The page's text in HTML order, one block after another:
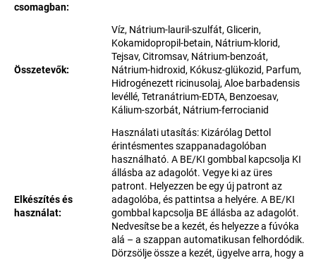
csomagban:
Összetevők:
Víz, Nátrium-lauril-szulfát, Glicerin,
Kokamidopropil-betain, Nátrium-klorid,
Tejsav, Citromsav, Nátrium-benzoát,
Nátrium-hidroxid, Kókusz-glükozid, Parfum,
Hidrogénezett ricinusolaj, Aloe barbadensis
levéllé, Tetranátrium-EDTA, Benzoesav,
Kálium-szorbát, Nátrium-ferrocianid
Elkészítés és
használat:
Használati utasítás: Kizárólag Dettol
érintésmentes szappanadagolóban
használható. A BE/KI gombbal kapcsolja KI
állásba az adagolót. Vegye ki az üres
patront. Helyezzen be egy új patront az
adagolóba, és pattintsa a helyére. A BE/KI
gombbal kapcsolja BE állásba az adagolót.
Nedvesítse be a kezét, és helyezze a fúvóka
alá – a szappan automatikusan felhordódik.
Dörzsölje össze a kezét, ügyelve arra, hogy a